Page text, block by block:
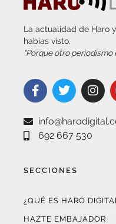
La actualidad de Haro
habías visto.
“Porque otro periodismo
692 667 530
SECCIONES
¿QUÉ ES HARO
HAZTE EMBAJADOR